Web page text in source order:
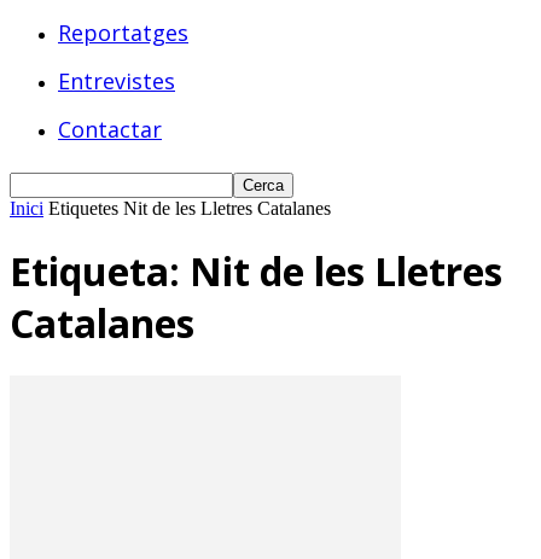
Reportatges
Entrevistes
Contactar
Inici Etiquetes Nit de les Lletres Catalanes
Etiqueta: Nit de les Lletres
Catalanes